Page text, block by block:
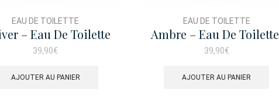
EAU DE TOILETTE
– Eau De Toilette
100ml
39,90€
AJOUTER AU PANIER
EAU DE TOILETTE
Ambre – Eau De Toilette
100ml
39,90€
AJOUTER AU PANIER